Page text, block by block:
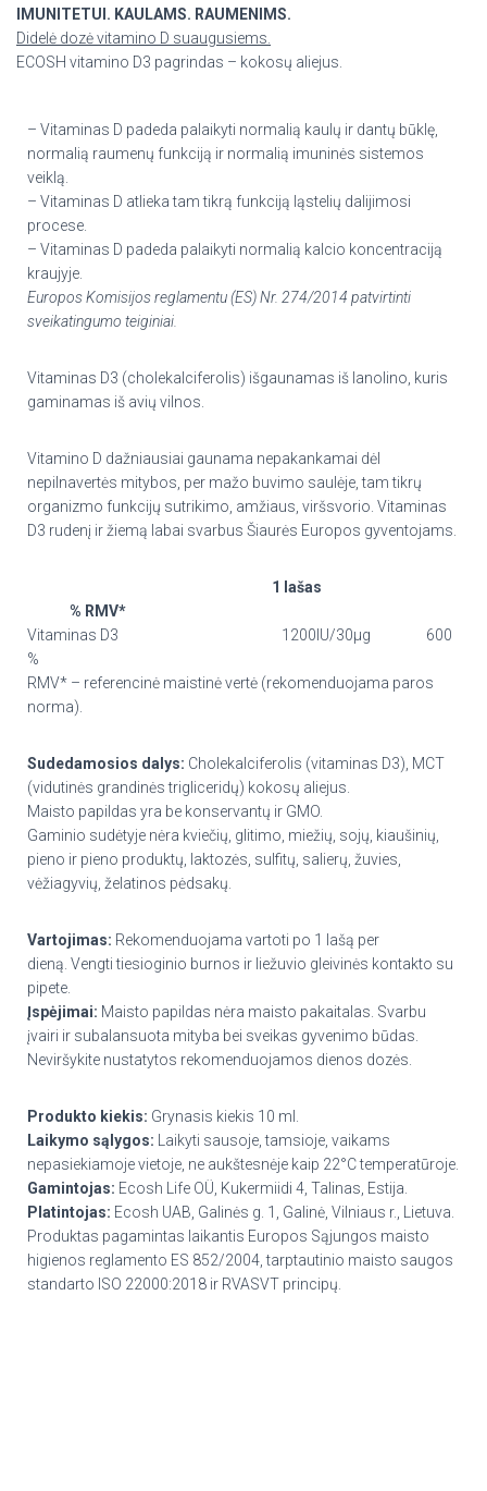
IMUNITETUI. KAULAMS. RAUMENIMS.
Didelė dozė vitamino D suaugusiems.
ECOSH vitamino D3 pagrindas – kokosų aliejus.
– Vitaminas D padeda palaikyti normalią kaulų ir dantų būklę,
normalią raumenų funkciją ir normalią imuninės sistemos
veiklą.
– Vitaminas D atlieka tam tikrą funkciją ląstelių dalijimosi
procese.
– Vitaminas D padeda palaikyti normalią kalcio koncentraciją
kraujyje.
Europos Komisijos reglamentu (ES) Nr. 274/2014 patvirtinti
sveikatingumo teiginiai.
Vitaminas D3 (cholekalciferolis) išgaunamas iš lanolino, kuris
gaminamas iš avių vilnos.
Vitamino D dažniausiai gaunama nepakankamai dėl
nepilnavertės mitybos, per mažo buvimo saulėje, tam tikrų
organizmo funkcijų sutrikimo, amžiaus, viršsvorio. Vitaminas
D3 rudenį ir žiemą labai svarbus Šiaurės Europos gyventojams.
1 lašas
% RMV*
Vitaminas D3 1200IU/30μg 600
%
RMV* – referencinė maistinė vertė (rekomenduojama paros
norma).
Sudedamosios dalys: Cholekalciferolis (vitaminas D3), MCT
(vidutinės grandinės trigliceridų) kokosų aliejus.
Maisto papildas yra be konservantų ir GMO.
Gaminio sudėtyje nėra kviečių, glitimo, miežių, sojų, kiaušinių,
pieno ir pieno produktų, laktozės, sulfitų, salierų, žuvies,
vėžiagyvių, želatinos pėdsakų.
Vartojimas: Rekomenduojama vartoti po 1 lašą per
dieną. Vengti tiesioginio burnos ir liežuvio gleivinės kontakto su
pipete
Įspėjimai: Maisto papildas nėra maisto pakaitalas. Svarbu
įvairi ir subalansuota mityba bei sveikas gyvenimo būdas.
Neviršykite nustatytos rekomenduojamos dienos dozės.
Produkto kiekis: Grynasis kiekis 10 ml.
Laikymo sąlygos:
Laikyti sausoje, tamsioje, vaikams
nepasiekiamoje vietoje, ne aukštesnėje kaip 22°C temperatūroje.
Gamintojas: Ecosh Life OÜ, Kukermiidi 4, Talinas, Estija.
Platintojas: Ecosh UAB, Galinės g. 1, Galinė, Vilniaus r., Lietuva.
Produktas pagamintas laikantis Europos Sąjungos maisto
higienos reglamento ES 852/2004, tarptautinio maisto saugos
standarto ISO 22000:2018 ir RVASVT principų.